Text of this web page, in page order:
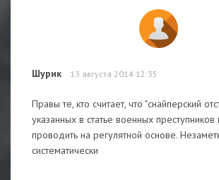
Шурик 13 августа 2014 12:35
Правы те, кто считает, что "снайперский
указанных в статье военных преступников
проводить на регулятной основе.
систематически